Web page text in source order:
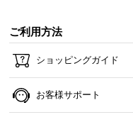
ご利用方法
ショッピングガイド
お客様サポート